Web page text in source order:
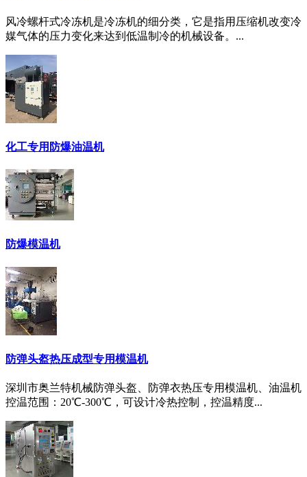
风冷螺杆式冷冻机是冷冻机的细分类，它是指用压缩机改变冷
媒气体的压力变化来达到低温制冷的机械设备。...
化工专用防爆油温机
防爆模温机
防弹头盔热压成型专用模温机
深圳市奥兰特机械防弹头盔、防弹衣热压专用模温机、油温机
控温范围：20℃-300℃，可设计冷热控制，控温精度...